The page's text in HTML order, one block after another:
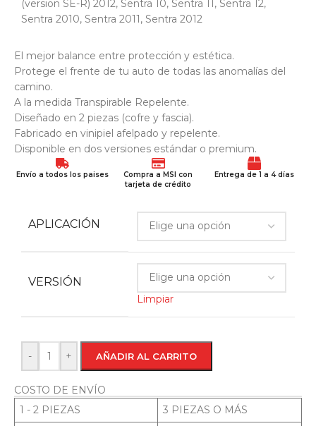
(version SE-R) 2012, Sentra 10, Sentra 11, Sentra 12,
Sentra 2010, Sentra 2011, Sentra 2012
El mejor balance entre protección y estética.
Protege el frente de tu auto de todas las anomalías del
camino.
A la medida Transpirable Repelente.
Diseñado en 2 piezas (cofre y fascia).
Fabricado en vinipiel afelpado y repelente.
Disponible en dos versiones estándar o premium.
Envío a todos los paises
Compra a MSI con
tarjeta de crédito
Entrega de 1 a 4 días
APLICACIÓN
VERSIÓN
Limpiar
- + AÑADIR AL CARRITO
COSTO DE ENVÍO
1 - 2 PIEZAS
3 PIEZAS O MÁS